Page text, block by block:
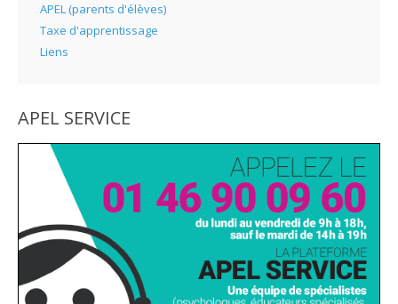
APEL (parents d'élèves)
Taxe d'apprentissage
Liens
APEL SERVICE